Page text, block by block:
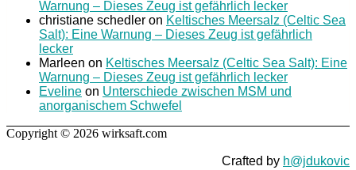
Warnung – Dieses Zeug ist gefährlich lecker
christiane schedler on Keltisches Meersalz (Celtic Sea
Salt): Eine Warnung – Dieses Zeug ist gefährlich
lecker
Marleen on Keltisches Meersalz (Celtic Sea Salt): Eine
Warnung – Dieses Zeug ist gefährlich lecker
Eveline on Unterschiede zwischen MSM und
anorganischem Schwefel
Copyright © 2026 wirksaft.com
Crafted by h@jdukovic